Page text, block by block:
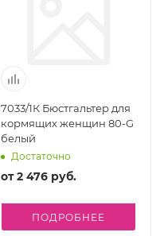
7033/1К Бюстгальтер для
кормящих женщин 80-G
белый
Достаточно
от2 476 руб.
ПОДРОБНЕЕ